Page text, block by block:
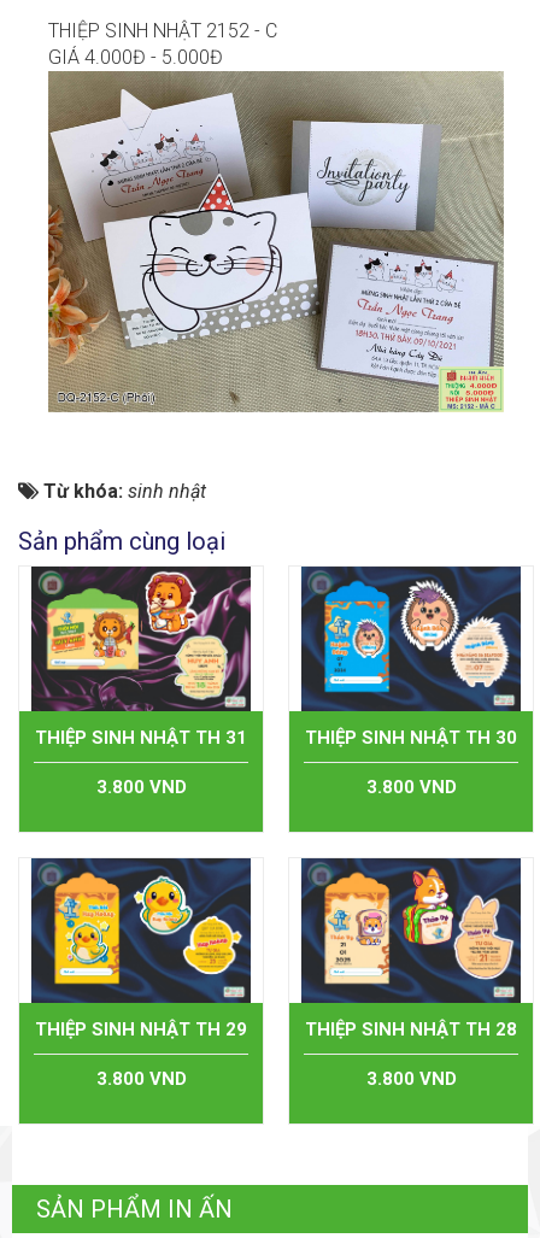
THIỆP SINH NHẬT 2152 - C
GIÁ 4.000Đ - 5.000Đ
Từ khóa: sinh nhật
Sản phẩm cùng loại
THIỆP SINH NHẬT TH 31
3.800 VND
THIỆP SINH NHẬT TH 30
3.800 VND
THIỆP SINH NHẬT TH 29
3.800 VND
THIỆP SINH NHẬT TH 28
3.800 VND
SẢN PHẨM IN ẤN